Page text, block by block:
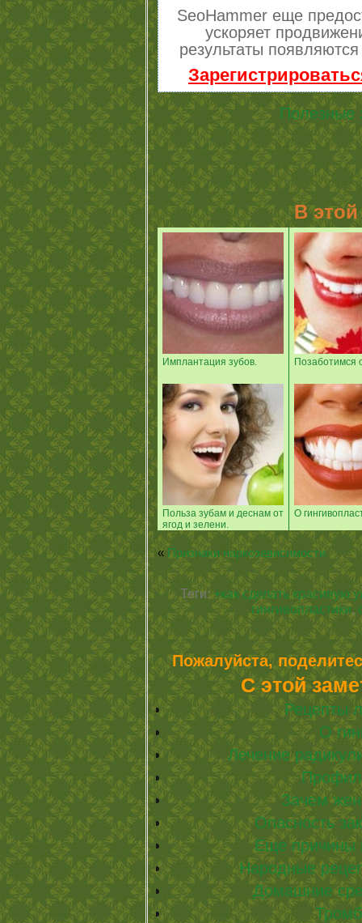
SeoHammer еще
ускоряет
результаты
Полезные
В
Имплантация зубов. Позаботимся
Польза зубам и деснам от
ягод и зелени.
О
« Признаки наркозависимости
Теги:+как сделать красивую
гингивопластики,
Пожалуйста,
С этой
Рецепты
О
Лечение
Зачем
Опасность
Еще причины
Народные
Домашние